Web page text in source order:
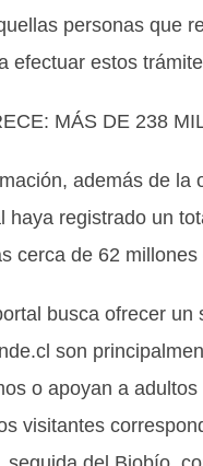
personas que
efectuar estos
MÁS DE 238
además de
haya registrado un
cerca de 62
busca ofrecer
son
o apoyan a
visitantes